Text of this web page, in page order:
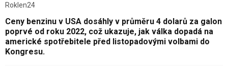
Roklen24
Ceny benzinu v USA dosáhly v průměru 4 dolarů za galon
poprvé od roku 2022, což ukazuje, jak válka dopadá na
americké spotřebitele před listopadovými volbami do
Kongresu.